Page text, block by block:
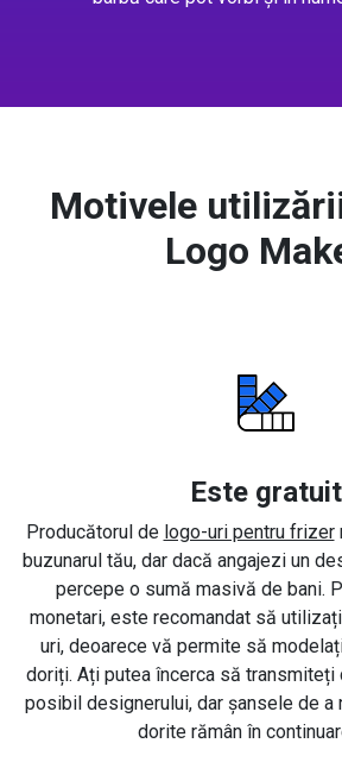
Motivele
Logo
Este gratuit
Producătorul de logo-uri pentru frizer
buzunarul tău, dar dacă angajezi un
percepe o sumă masivă de bani.
monetari, este recomandat să
uri, deoarece vă permite să
doriți. Ați putea încerca să
posibil designerului, dar șansele de a
dorite rămân în